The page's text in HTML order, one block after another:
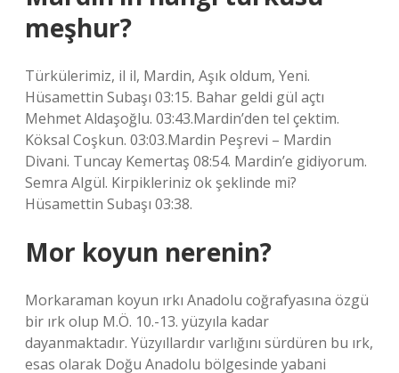
meşhur?
Türkülerimiz, il il, Mardin, Aşık oldum, Yeni.
Hüsamettin Subaşı 03:15. Bahar geldi gül açtı
Mehmet Aldaşoğlu. 03:43.Mardin’den tel çektim.
Köksal Coşkun. 03:03.Mardin Peşrevi – Mardin
Divani. Tuncay Kemertaş 08:54. Mardin’e gidiyorum.
Semra Algül. Kirpikleriniz ok şeklinde mi?
Hüsamettin Subaşı 03:38.
Mor koyun nerenin?
Morkaraman koyun ırkı Anadolu coğrafyasına özgü
bir ırk olup M.Ö. 10.-13. yüzyıla kadar
dayanmaktadır. Yüzyıllardır varlığını sürdüren bu ırk,
esas olarak Doğu Anadolu bölgesinde yabani